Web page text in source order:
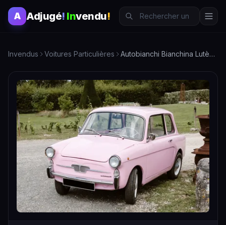
A Adjugé! Invendu!
Invendus Voitures Particulières Autobianchi Bianchina Lutèce. 67 810 km non garantis et évol…